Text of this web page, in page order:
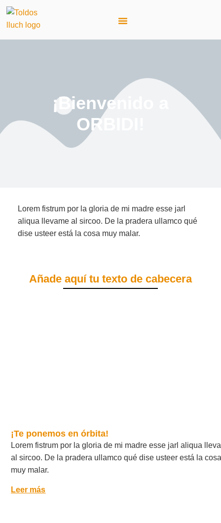
¡Bienvenido a
ORBIDI!
Lorem fistrum por la gloria de mi madre esse jarl
aliqua llevame al sircoo. De la pradera ullamco qué
dise usteer está la cosa muy malar.
Añade aquí tu texto de cabecera
¡Te ponemos en órbita!
Lorem fistrum por la gloria de mi madre esse jarl aliqua
al sircoo. De la pradera ullamco qué dise usteer está la
muy malar.
Leer más